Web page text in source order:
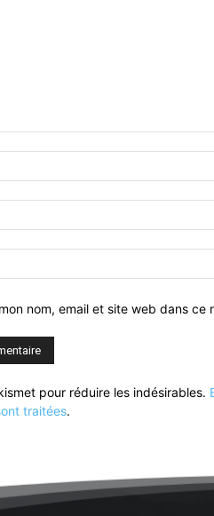
nom, email et site web dans
pour réduire les indésirables.
traitées.